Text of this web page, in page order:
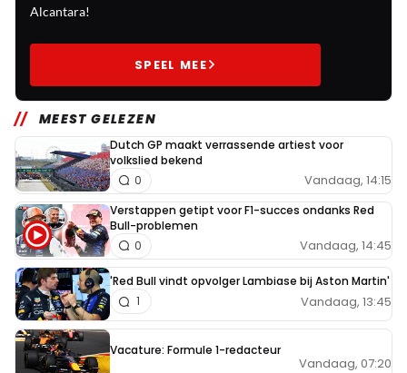
Alcantara!
SPEEL MEE
MEEST GELEZEN
Dutch GP maakt verrassende artiest voor
volkslied bekend
Vandaag, 14:15
0
Verstappen getipt voor F1-succes ondanks Red
Bull-problemen
Vandaag, 14:45
0
'Red Bull vindt opvolger Lambiase bij Aston Martin'
Vandaag, 13:45
1
Vacature: Formule 1-redacteur
Vandaag, 07:20